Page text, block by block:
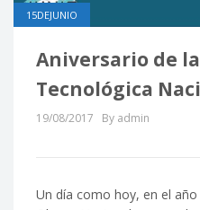
15DEJUNIO
Aniversario de
Tecnológica
19/08/2017 By admin
Un día como hoy, en el